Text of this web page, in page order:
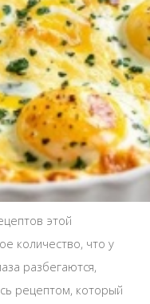
этой
количество, что у
разбегаются,
рецептом, который